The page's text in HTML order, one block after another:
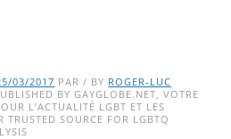
03/2017 PAR / BY ROGER-LUC
BY GAYGLOBE.NET, VOTRE
L’ACTUALITÉ LGBT ET LES
TRUSTED SOURCE FOR LGBTQ